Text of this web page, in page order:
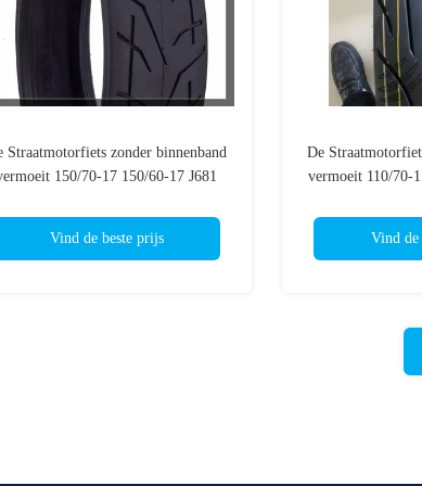
Straatmotorfiets zonder binnenband
150/70-17 150/60-17 J681
Vind de beste prijs
De
vermoeit 110/70-
Vind de